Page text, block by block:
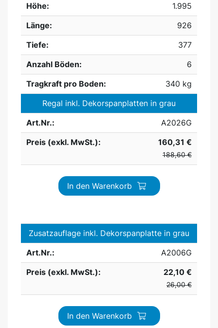
Höhe:
1.995
Länge:
926
Tiefe:
377
Anzahl Böden:
6
Tragkraft pro Boden:
340 kg
Regal inkl. Dekorspanplatten in grau
Art.Nr.:
A2026G
Preis (exkl. MwSt.):
160,31 €
188,60 €
In den Warenkorb
Zusatzauflage inkl. Dekorspanplatte in grau
Art.Nr.:
A2006G
Preis (exkl. MwSt.):
22,10 €
26,00 €
In den Warenkorb